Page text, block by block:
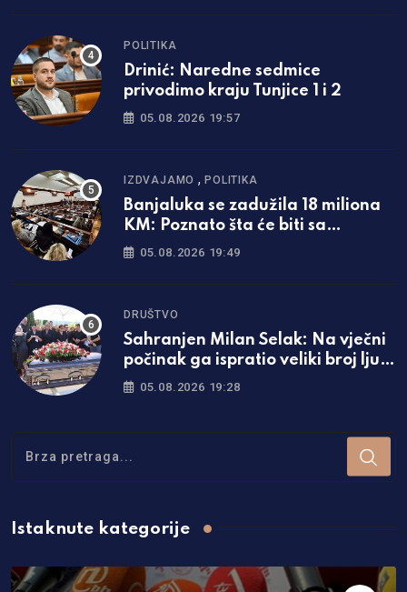
POLITIKA
Drinić: Naredne sedmice
privodimo kraju Tunjice 1 i 2
05.08.2026 19:57
IZDVAJAMO ,POLITIKA
Banjaluka se zadužila 18 miliona
KM: Poznato šta će biti sa
naplatom parkinga
05.08.2026 19:49
DRUŠTVO
Sahranjen Milan Selak: Na vječni
počinak ga ispratio veliki broj ljudi
/foto/
05.08.2026 19:28
Istaknute kategorije